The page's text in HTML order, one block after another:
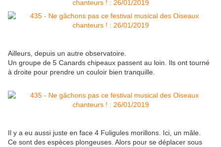
Ailleurs, depuis un autre observatoire.
Un groupe de 5 Canards chipeaux passent au loin. Ils ont tourné
à droite pour prendre un couloir bien tranquille.
Il y a eu aussi juste en face 4 Fuligules morillons. Ici, un mâle.
Ce sont des espèces plongeuses. Alors pour se déplacer sous